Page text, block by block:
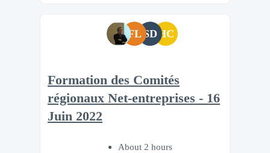
FL SD HC
Formation des Comités
régionaux Net-entreprises - 16
Juin 2022
About 2 hours